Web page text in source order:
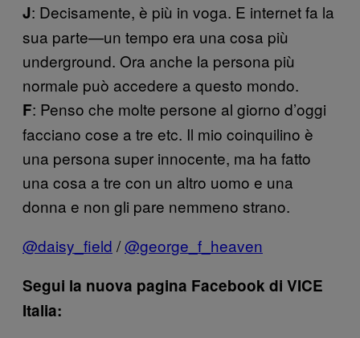
J: Decisamente, è più in voga. E internet fa la
sua parte—un tempo era una cosa più
underground. Ora anche la persona più
normale può accedere a questo mondo.
F: Penso che molte persone al giorno d’oggi
facciano cose a tre etc. Il mio coinquilino è
una persona super innocente, ma ha fatto
una cosa a tre con un altro uomo e una
donna e non gli pare nemmeno strano.
@daisy_field /@george_f_heaven
Segui la nuova pagina Facebook di VICE
Italia: